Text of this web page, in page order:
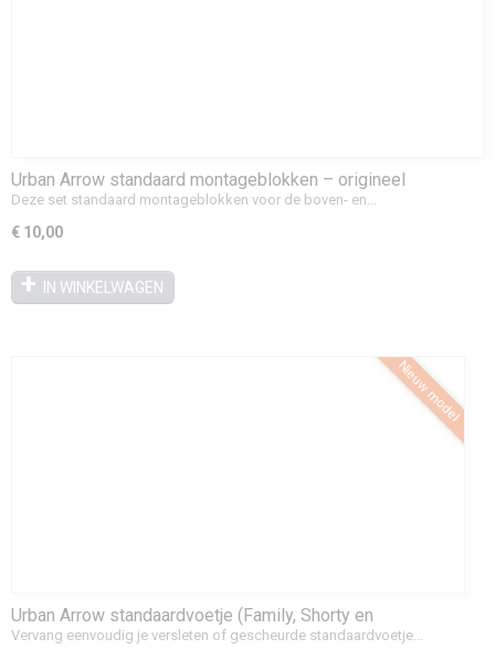
Urban Arrow standaard montageblokken – origineel
onderdeel
Deze set standaard montageblokken voor de boven- en…
€ 10,00
IN WINKELWAGEN
Nieuw model
Urban Arrow standaardvoetje (Family, Shorty en
FamilyNext)
Vervang eenvoudig je versleten of gescheurde standaardvoetje…